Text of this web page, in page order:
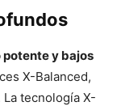
potente y bajos
X-Balanced,
tecnología X-